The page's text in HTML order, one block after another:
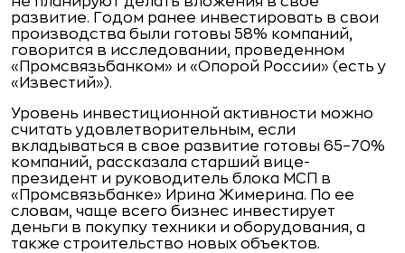
развитие. Годом ранее инвестировать в свои
производства были готовы 58% компаний,
говорится в исследовании, проведенном
«Промсвязьбанком» и «Опорой России» (есть у
«Известий»).
Уровень инвестиционной активности можно
считать удовлетворительным, если
вкладываться в свое развитие готовы 65–70%
компаний, рассказала старший вице-
президент и руководитель блока МСП в
«Промсвязьбанке» Ирина Жимерина. По ее
словам, чаще всего бизнес инвестирует
деньги в покупку техники и оборудования, а
также строительство новых объектов.